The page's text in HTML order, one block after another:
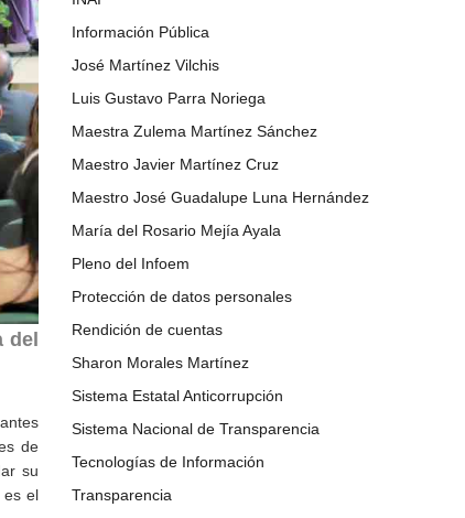
del
de
su
es el
Información Pública
José Martínez Vilchis
Luis Gustavo Parra Noriega
Maestra Zulema Martínez Sánchez
Maestro Javier Martínez Cruz
Maestro José Guadalupe Luna Hernández
María del Rosario Mejía Ayala
Pleno del Infoem
Protección de datos personales
Rendición de cuentas
Sharon Morales Martínez
Sistema Estatal Anticorrupción
Sistema Nacional de Transparencia
Tecnologías de Información
Transparencia